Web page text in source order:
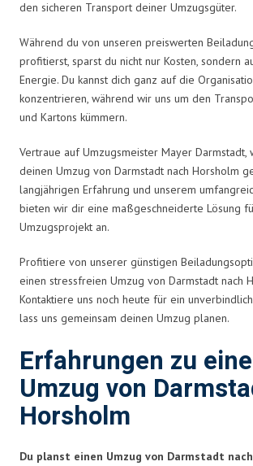
den sicheren Transport deiner Umzugsgüter.
Während du von unseren preiswerten
profitierst, sparst du nicht nur Kosten, sondern
Energie. Du kannst dich ganz auf die
konzentrieren, während wir uns um den
und Kartons kümmern.
Vertraue auf Umzugsmeister Mayer Darmstadt,
deinen Umzug von Darmstadt nach Horsholm
langjährigen Erfahrung und unserem
bieten wir dir eine maßgeschneiderte Lösung
Umzugsprojekt an.
Profitiere von unserer günstigen
einen stressfreien Umzug von Darmstadt nach
Kontaktiere uns noch heute für ein
lass uns gemeinsam deinen Umzug planen.
Erfahrungen zu
Umzug von
Horsholm
Du planst einen Umzug von Darmstadt